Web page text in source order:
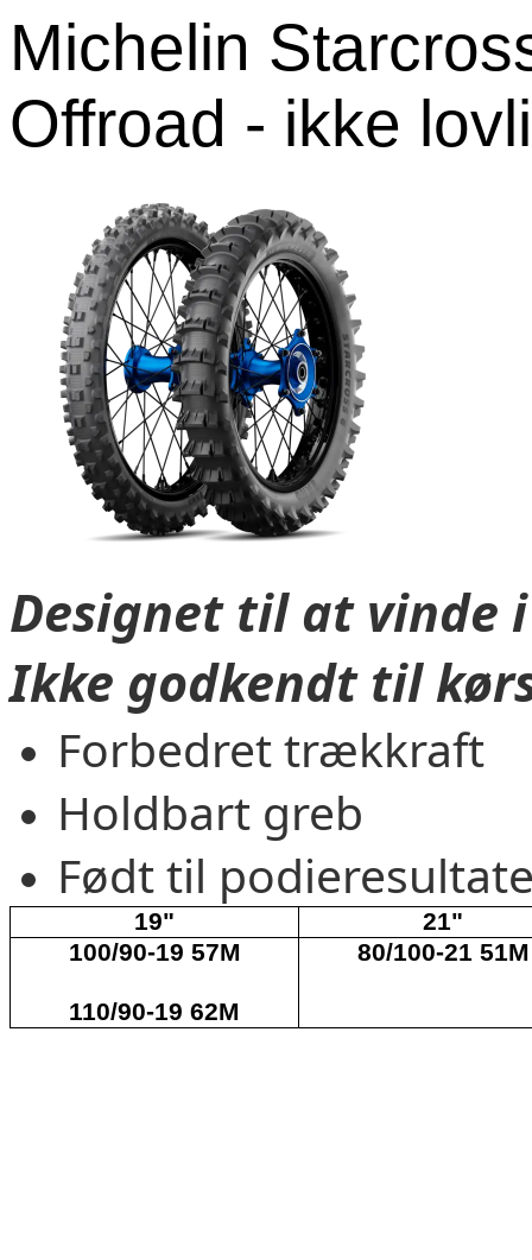
Michelin
Offroad - ikke
Designet til at vinde
Ikke godkendt til
Forbedret trækkraft
Holdbart greb
Født til
19"
21"
100/90-19 57M
110/90-19 62M
80/100-21 51M